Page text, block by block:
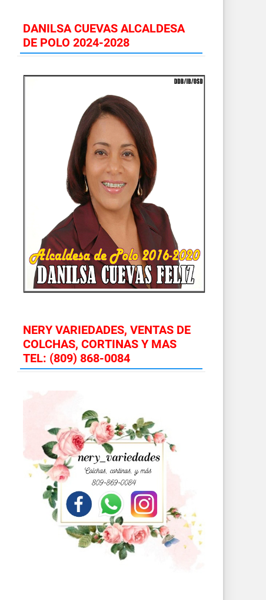
DANILSA CUEVAS ALCALDESA
DE POLO 2024-2028
NERY VARIEDADES, VENTAS DE
COLCHAS, CORTINAS Y MAS
TEL: (809) 868-0084